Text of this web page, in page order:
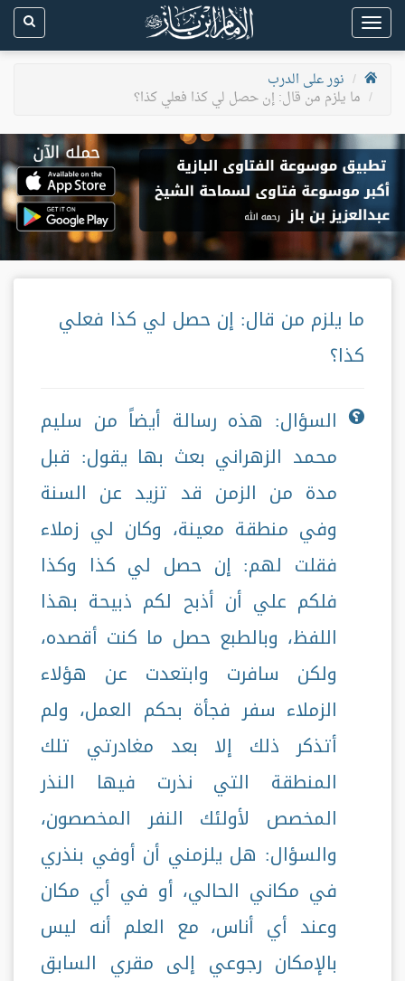
Toggle
navigation
نور على الدرب
ما يلزم من قال: إن حصل لي كذا فعلي كذا؟
ما يلزم من قال: إن حصل لي كذا فعلي
كذا؟
السؤال: هذه رسالة أيضاً من سليم
محمد الزهراني بعث بها يقول: قبل
مدة من الزمن قد تزيد عن السنة
وفي منطقة معينة، وكان لي زملاء
فقلت لهم: إن حصل لي كذا وكذا
فلكم علي أن أذبح لكم ذبيحة بهذا
اللفظ، وبالطبع حصل ما كنت أقصده،
ولكن سافرت وابتعدت عن هؤلاء
الزملاء سفر فجأة بحكم العمل، ولم
أتذكر ذلك إلا بعد مغادرتي تلك
المنطقة التي نذرت فيها النذر
المخصص لأولئك النفر المخصصون،
والسؤال: هل يلزمني أن أوفي بنذري
في مكاني الحالي، أو في أي مكان
وعند أي أناس، مع العلم أنه ليس
بالإمكان رجوعي إلى مقري السابق